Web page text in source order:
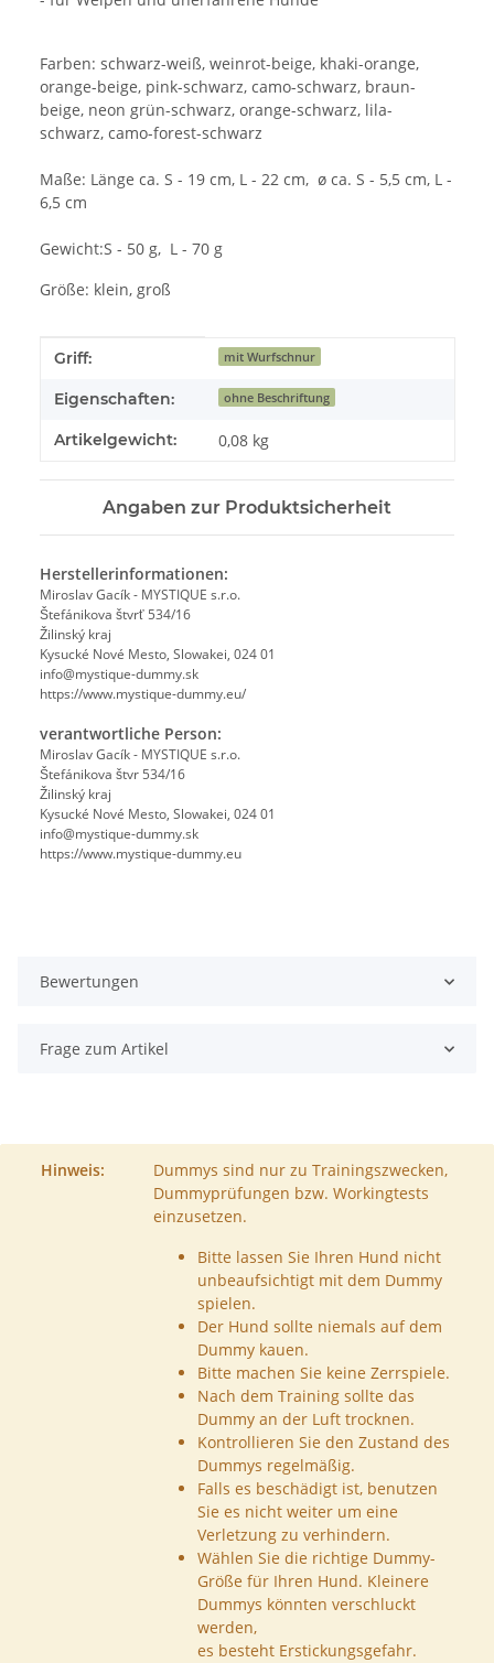
Farben: schwarz-weiß, weinrot-beige, khaki-orange,
orange-beige, pink-schwarz, camo-schwarz, braun-
beige, neon grün-schwarz, orange-schwarz, lila-
schwarz, camo-forest-schwarz
Maße: Länge ca. S - 19 cm, L - 22 cm, ø ca. S - 5,5 cm, L -
6,5 cm
Gewicht:S - 50 g, L - 70 g
Größe: klein, groß
Produkteigenschaft
Wert
Griff: mit Wurfschnur
Eigenschaften: ohne Beschriftung
Artikelgewicht: 0,08 kg
Angaben zur Produktsicherheit
Herstellerinformationen:
Miroslav Gacík - MYSTIQUE s.r.o.
Štefánikova štvrť 534/16
Žilinský kraj
Kysucké Nové Mesto, Slowakei, 024 01
info@mystique-dummy.sk
https://www.mystique-dummy.eu/
verantwortliche Person:
Miroslav Gacík - MYSTIQUE s.r.o.
Štefánikova štvr 534/16
Žilinský kraj
Kysucké Nové Mesto, Slowakei, 024 01
info@mystique-dummy.sk
https://www.mystique-dummy.eu
Bewertungen
Frage zum Artikel
Hinweis:
Dummys sind nur zu Trainingszwecken,
Dummyprüfungen bzw. Workingtests
einzusetzen.
Bitte lassen Sie Ihren Hund nicht
unbeaufsichtigt mit dem Dummy
spielen.
Der Hund sollte niemals auf dem
Dummy kauen.
Bitte machen Sie keine Zerrspiele.
Nach dem Training sollte das
Dummy an der Luft trocknen.
Kontrollieren Sie den Zustand des
Dummys regelmäßig.
Falls es beschädigt ist, benutzen
Sie es nicht weiter um eine
Verletzung zu verhindern.
Wählen Sie die richtige Dummy-
Größe für Ihren Hund. Kleinere
Dummys könnten verschluckt
werden,
es besteht Erstickungsgefahr.